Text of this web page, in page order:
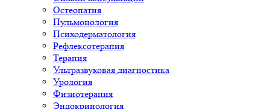
Остеопатия
Пульмонология
Психодерматология
Рефлексотерапия
Терапия
Ультразвуковая диагностика
Урология
Физиотерапия
Эндокринология